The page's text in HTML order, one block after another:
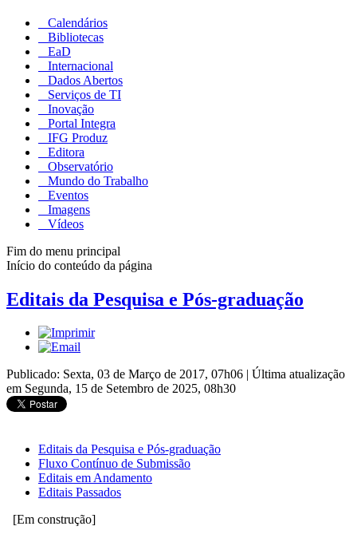
Calendários
Bibliotecas
EaD
Internacional
Dados Abertos
Serviços de TI
Inovação
Portal Integra
IFG Produz
Editora
Observatório
Mundo do Trabalho
Eventos
Imagens
Vídeos
Fim do menu principal
Início do conteúdo da página
Editais da Pesquisa e Pós-graduação
Publicado: Sexta, 03 de Março de 2017, 07h06 | Última atualização
em Segunda, 15 de Setembro de 2025, 08h30
Editais da Pesquisa e Pós-graduação
Fluxo Contínuo de Submissão
Editais em Andamento
Editais Passados
[Em construção]